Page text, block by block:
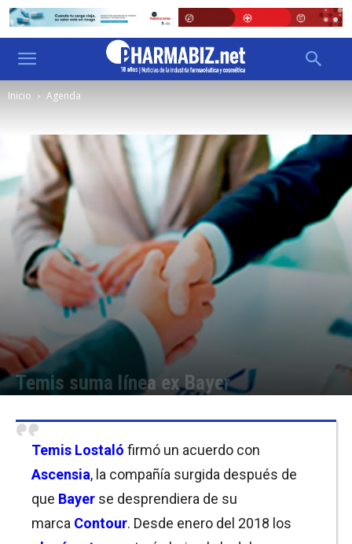
Inicio Agenda
Temis suma línea ex Bayer
Temis Lostaló firmó un acuerdo con
Ascensia, la compañía surgida después de
que Bayer se desprendiera de su
marca Contour. Desde enero del 2018 los